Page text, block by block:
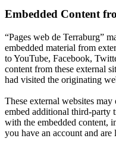
Embedded Content
“Pages web de Terraburg”
embedded material from
to YouTube, Facebook,
content from these external
had visited the originating
These external websites
embed additional third-party
with the embedded content,
you have an account and